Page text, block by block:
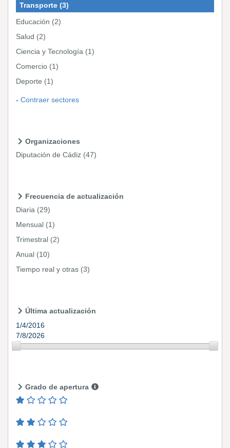
Transporte (3)
Educación (2)
Salud (2)
Ciencia y Tecnología (1)
Comercio (1)
Deporte (1)
Contraer sectores
Organizaciones
Diputación de Cádiz (47)
Frecuencia de actualización
Diaria (29)
Mensual (1)
Trimestral (2)
Anual (10)
Tiempo real y otras (3)
Última actualización
1/4/2016
7/8/2026
Grado de apertura